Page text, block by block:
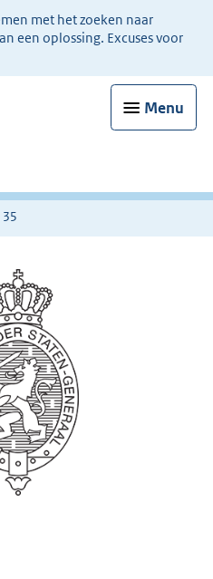
met het zoeken naar
een oplossing. Excuses voor
Menu